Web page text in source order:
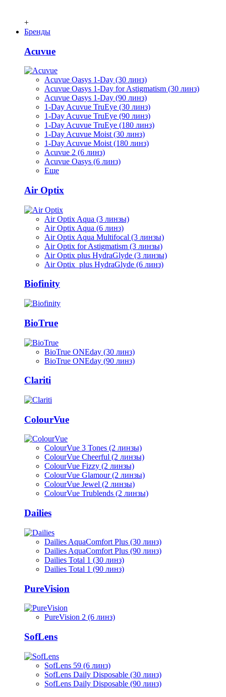
+
Бренды
Acuvue
Acuvue Oasys 1-Day (30 линз)
Acuvue Oasys 1-Day for Astigmatism (30 линз)
Acuvue Oasys 1-Day (90 линз)
1-Day Acuvue TruEye (30 линз)
1-Day Acuvue TruEye (90 линз)
1-Day Acuvue TruEye (180 линз)
1-Day Acuvue Moist (30 линз)
1-Day Acuvue Moist (180 линз)
Acuvue 2 (6 линз)
Acuvue Oasys (6 линз)
Еще
Air Optix
Air Optix Aqua (3 линзы)
Air Optix Aqua (6 линз)
Air Optix Aqua Multifocal (3 линзы)
Air Optix for Astigmatism (3 линзы)
Air Optix plus HydraGlyde (3 линзы)
Air Optix plus HydraGlyde (6 линз)
Biofinity
BioTrue
BioTrue ONEday (30 линз)
BioTrue ONEday (90 линз)
Clariti
ColourVue
ColourVue 3 Tones (2 линзы)
ColourVue Cheerful (2 линзы)
ColourVue Fizzy (2 линзы)
ColourVue Glamour (2 линзы)
ColourVue Jewel (2 линзы)
ColourVue Trublends (2 линзы)
Dailies
Dailies AquaComfort Plus (30 линз)
Dailies AquaComfort Plus (90 линз)
Dailies Total 1 (30 линз)
Dailies Total 1 (90 линз)
PureVision
PureVision 2 (6 линз)
SofLens
SofLens 59 (6 линз)
SofLens Daily Disposable (30 линз)
SofLens Daily Disposable (90 линз)